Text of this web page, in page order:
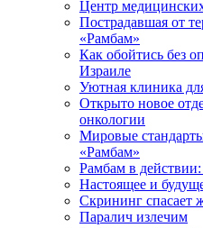
Центр
Пострадавшая от
«Рамбам»
Как обойтись без
Израиле
Уютная клиника
Открыто новое
онкологии
Мировые
«Рамбам»
Рамбам в действии:
Настоящее и
Скрининг спасает
Паралич излечим